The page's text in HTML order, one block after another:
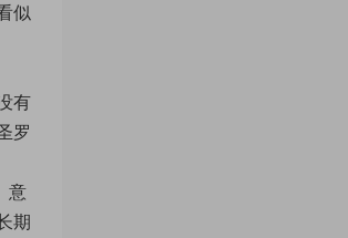
似
有
罗
意
期